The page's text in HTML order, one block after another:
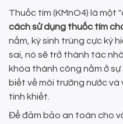
Thuốc tím (KMnO4) là một
cách sử dụng thuốc tím
nấm, ký sinh trùng cực kỳ
sai, nó sẽ trở thành tác
khóa thành công nằm ở sự
biết về môi trường nước
tinh khiết.
Để đảm bảo an toàn cho